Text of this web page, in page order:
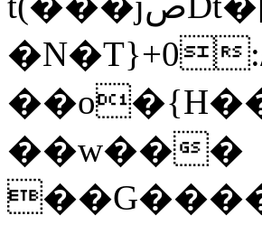
�N�T}+0
��w���